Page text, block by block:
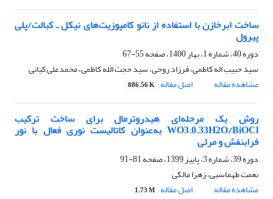
ساخت ابرخازن با استفاده از نانو کامپوزیت‌های نیکل ـ کبالت/پلی
پیرول
دوره 40، شماره 1، بهار 1400، صفحه
55-67
سید حبیب اله کاظمی، فرزاد روحی، سید حجت الله کاظمی، محمدعلی کیانی
مشاهده مقاله
اصل مقاله 886.56 K
روش یک مرحله‌ای هیدروترمال برای ساخت ترکیب
WO3.0.33H2O/BiOCl به‌عنوان کاتالیست نوری فعال با نور
فرابنفش و مرئی
دوره 39، شماره 3، پاییز 1399، صفحه
81-91
نعمت طهماسبی، زهرا مالکی
مشاهده مقاله
اصل مقاله 1.73 M